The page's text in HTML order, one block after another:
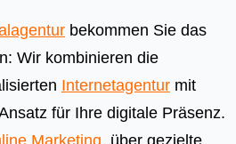
bekommen Sie das
Wir kombinieren die
Internetagentur mit
für Ihre digitale Präsenz.